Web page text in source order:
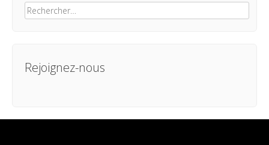
Rechercher :
Rejoignez-nous